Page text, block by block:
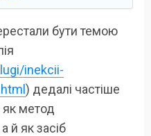
бути темою
inekcii-
) дедалі частіше
як метод
й як засіб